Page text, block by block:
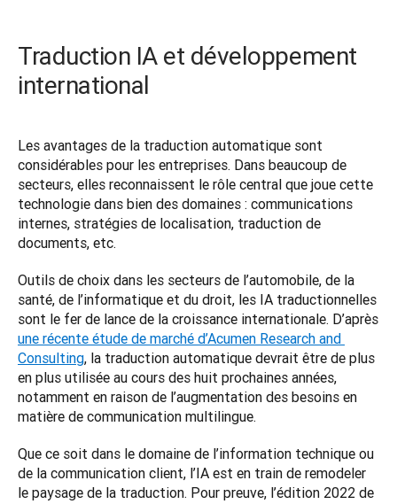
Traduction IA et développement
international
Les avantages de la traduction automatique sont
considérables pour les entreprises. Dans beaucoup de
secteurs, elles reconnaissent le rôle central que joue cette
technologie dans bien des domaines : communications
internes, stratégies de localisation, traduction de
documents, etc.
Outils de choix dans les secteurs de l’automobile, de la
santé, de l’informatique et du droit, les IA traductionnelles
une récente étude de marché d’Acumen Research and
Consulting, la traduction automatique devrait être de plus
en plus utilisée au cours des huit prochaines années,
notamment en raison de l’augmentation des besoins en
matière de communication multilingue.
Que ce soit dans le domaine de l’information technique ou
de la communication client, l’IA est en train de remodeler
le paysage de la traduction. Pour preuve, l’édition 2022 de